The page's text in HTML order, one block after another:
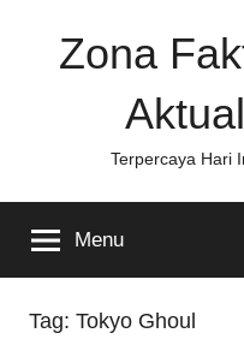
Zona
Terpercaya Hari
Menu
Tag: Tokyo Ghoul